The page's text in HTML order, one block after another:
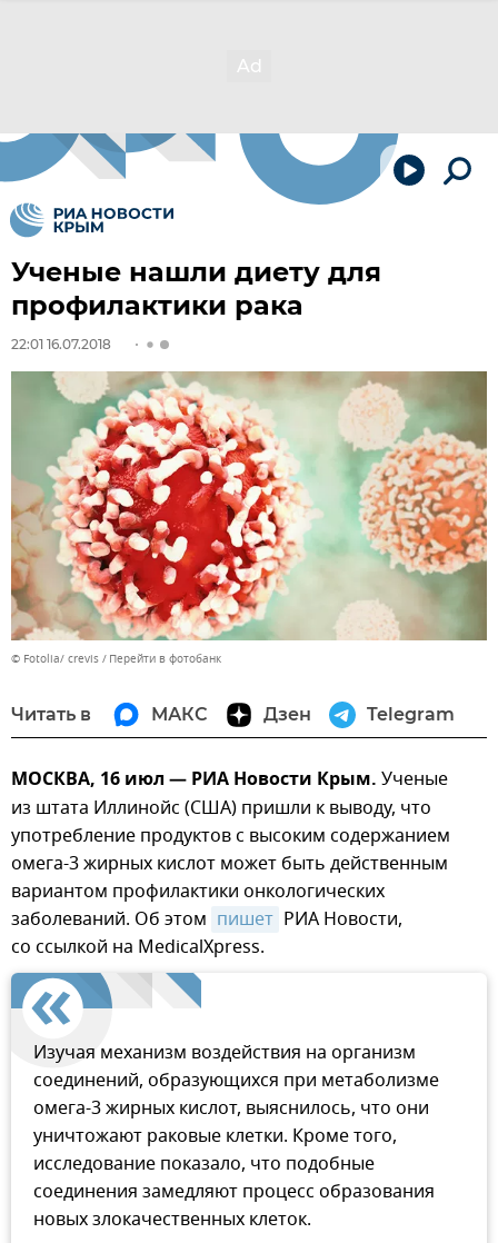
Ученые нашли диету для
профилактики рака
22:01 16.07.2018
© Fotolia/ crevis Перейти в фотобанк
Читать в МАКС Дзен Telegram
МОСКВА, 16 июл — РИА Новости Крым. Ученые
из штата Иллинойс (США) пришли к выводу, что
употребление продуктов с высоким содержанием
омега-3 жирных кислот может быть действенным
вариантом профилактики онкологических
заболеваний. Об этом пишет РИА Новости,
со ссылкой на MedicalXpress.
Изучая механизм воздействия на организм
соединений, образующихся при метаболизме
омега-3 жирных кислот, выяснилось, что они
уничтожают раковые клетки. Кроме того,
исследование показало, что подобные
соединения замедляют процесс образования
новых злокачественных клеток.